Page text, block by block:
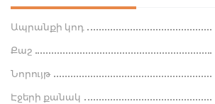
Ապրանքի կոդ
Քաշ
Նորույթ
Էջերի քանակ